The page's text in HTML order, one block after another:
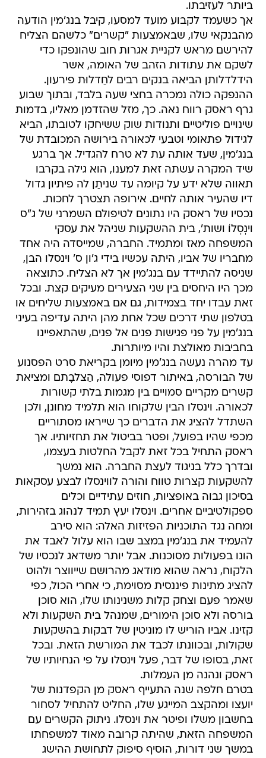
ביותר לעזיבתו.
אך כשעמד לקבוע מועד למסעו, קיבל בנג'מין הודעה
מהבנקאי שלו, שבאמצעות "קשרים" כלשהם הצליח
להירשם מראש לקניית אגרות חוב שהונפקו כדי
לשקם את עתודות הזהב של האומה, אשר
הידלדלותן הביאה בנקים רבים לחַדלוּת פירעון.
ההנפקה כולה נמכרה בחצי שעה בלבד, ובתוך שבוע
גרף ראסק רווח נאה. כך, מזל שהזדמן מאליו, בדמות
שינויים פוליטיים ותנודות שוק ששיחקו לטובתו, הביא
לגידול פתאומי וטבעי לכאורה בירושה המכובדת של
בנג'מין, שעד אותה עת לא טרח להגדיל. אך ברגע
שיד המקרה עשתה זאת למענו, הוא גילה בקרבו
תאווה שלא ידע על קיומה עד שניתַן לה פיתיון גדול
דיו שהעיר אותה לחיים. אירופה תצטרך לחכות.
נכסיו של ראסק היו נתונים לטיפולם השמרני של ג"ס
וינְסְלוֹ ושות', בית ההשקעות שניהל את עסקי
המשפחה מאז ומתמיד. החברה, שמייסדה היה אחד
מחבריו של אביו, היתה עכשיו בידי ג'ון ס' וינסלו הבן,
שניסה להתיידד עם בנג'מין אך לא הצליח. כתוצאה
מכך היו היחסים בין שני הצעירים מעיקים קצת. ובכל
זאת עבדו יחד בצמידות, גם אם באמצעות שליחים או
בטלפון שתי דרכים שכל אחת מהן היתה עדיפה בעיני
בנג'מין על פני פגישות פנים אל פנים, שהתאפיינו
בחביבות מאולצת והיו מיותרות.
עד מהרה נעשה בנג'מין מיומן בקריאת סרט הפסנוע
של הבורסה, באיתור דפוסי פעולה, הַצלבָתם ומציאת
קשרים מקריים סמויים בין מגמות בלתי קשורות
לכאורה. וינסלו הבין שלקוחו הוא תלמיד מחונן, ולכן
השתדל להציג את הדברים כך שייראו מסתוריים
מכפי שהיו בפועל, ופטר בביטול את תחזיותיו. אך
ראסק התחיל בכל זאת לקבל החלטות בעצמו,
ובדרך כלל בניגוד לעצת החברה. הוא נמשך
להשקעות קצרות טווח והורה לווינסלו לבצע עסקאות
בסיכון גבוה באופציות, חוזים עתידיים וכלים
ספקולטיביים אחרים. וינסלו יעץ תמיד לנהוג בזהירות,
ומחה נגד התוכניות הפזיזות האלה: הוא סירב
להעמיד את בנג'מין במצב שבו הוא עלול לאבד את
הונו בפעולות מסוכנות. אבל יותר משדאג לנכסיו של
הלקוח, נראה שהוא מודאג מהרושם שייווצר ולהוט
להציג מתינות פיננסית מסוימת, כי אחרי הכול, כפי
שאמר פעם וצחק קלות משנינותו שלו, הוא סוכן
בורסה ולא סוכן הימורים, שמנהל בית השקעות ולא
קזינו. אביו הוריש לו מוניטין של דבקות בהשקעות
שקולות, ובכוונתו לכבד את המורשת הזאת. ובכל
זאת, בסופו של דבר, פעל וינסלו על פי הנחיותיו של
ראסק ונהנה מן העמלות.
בטרם חלפה שנה התעייף ראסק מן הקפדנות של
יועצו ומהקצב המייגע שלו, החליט להתחיל לסחור
בחשבון משלו ופיטר את וינסלו. ניתוק הקשרים עם
המשפחה הזאת, שהיתה קרובה מאוד למשפחתו
במשך שני דורות, הוסיף סיפוק לתחושת ההישג